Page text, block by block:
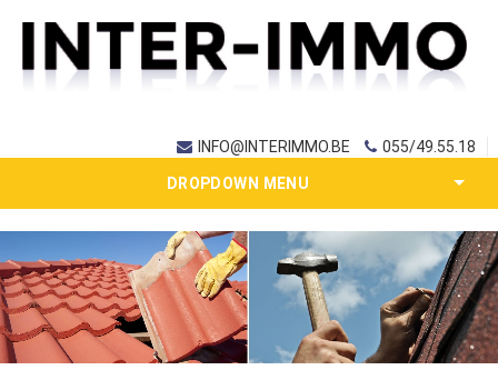
INFO@INTERIMMO.BE 055/49.55.18
DROPDOWN MENU